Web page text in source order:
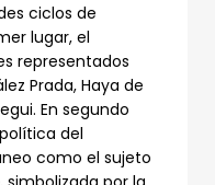
ciclos de
lugar, el
representados
Prada, Haya de
En segundo
del
como el sujeto